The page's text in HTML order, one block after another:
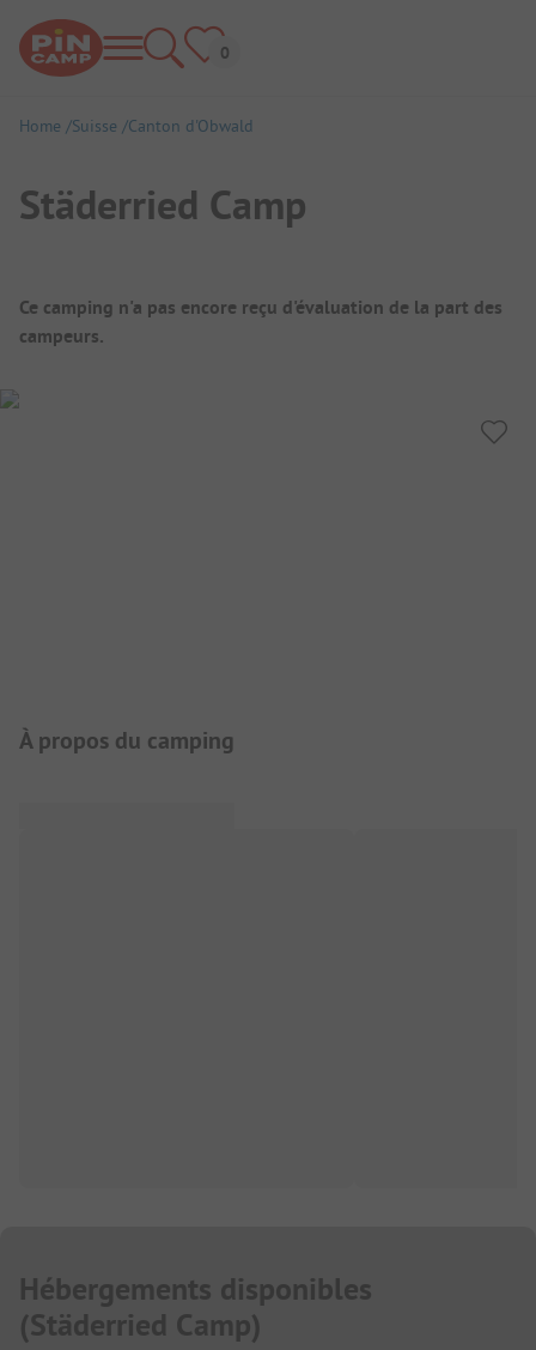
Home Suisse Canton d'Obwald
Städerried Camp
Aperçu du camping
Ce camping n'a pas encore reçu d'évaluation de la part des
campeurs.
Présentation du camping
À propos du camping
Hébergements disponibles
(Städerried Camp)